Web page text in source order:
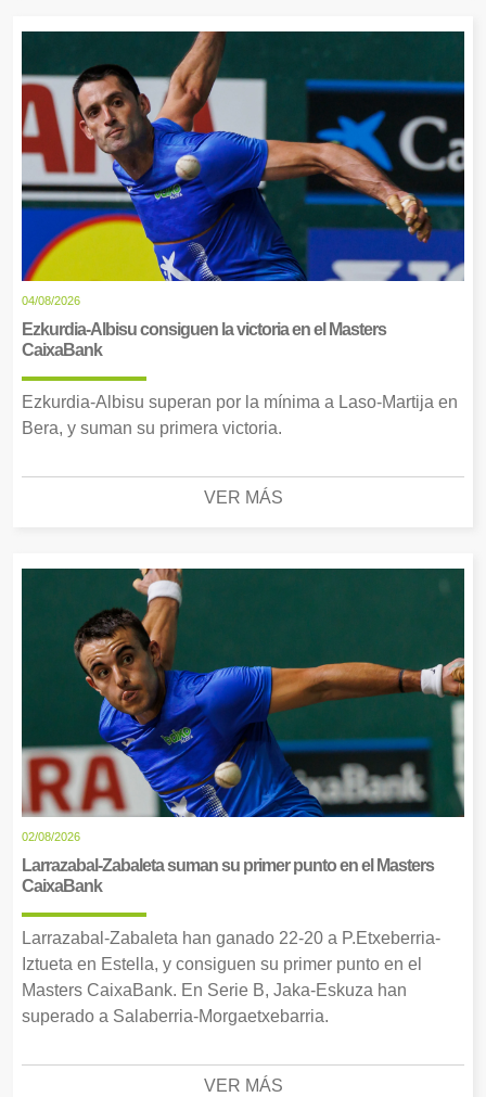
04/08/2026
Ezkurdia-Albisu consiguen la victoria en el Masters
CaixaBank
Ezkurdia-Albisu superan por la mínima a Laso-Martija en
Bera, y suman su primera victoria.
VER MÁS
02/08/2026
Larrazabal-Zabaleta suman su primer punto en el Masters
CaixaBank
Larrazabal-Zabaleta han ganado 22-20 a P.Etxeberria-
Iztueta en Estella, y consiguen su primer punto en el
Masters CaixaBank. En Serie B, Jaka-Eskuza han
superado a Salaberria-Morgaetxebarria.
VER MÁS